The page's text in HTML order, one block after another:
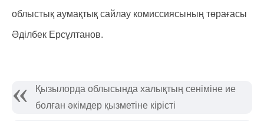
облыстық аумақтық сайлау комиссиясының төрағасы
Әділбек Ерсұлтанов.
Қызылорда облысында халықтың сеніміне ие
болған әкімдер қызметіне кірісті